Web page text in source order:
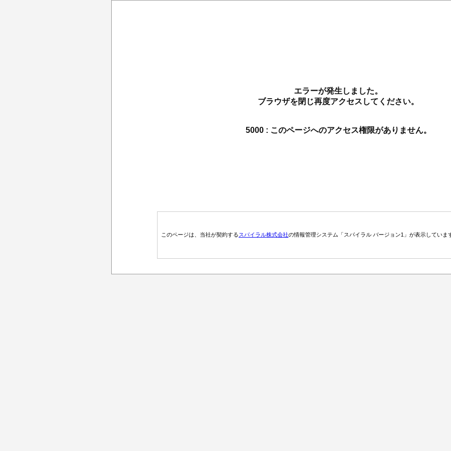
エラーが発生しました。
ブラウザを閉じ再度アクセスしてください。
5000 : このページへのアクセス権限がありません。
このページは、当社が契約するスパイラル株式会社の情報管理システム「スパイラル バージョン1」が表示していま